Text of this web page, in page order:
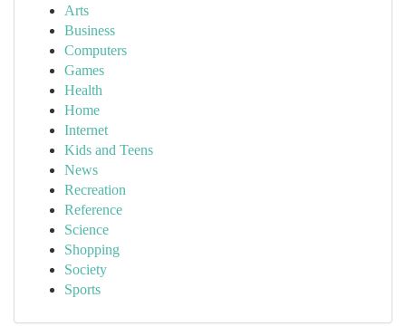
Arts
Business
Computers
Games
Health
Home
Internet
Kids and Teens
News
Recreation
Reference
Science
Shopping
Society
Sports